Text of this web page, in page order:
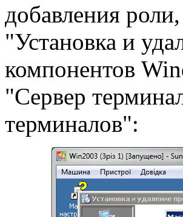
добавления
"Установка и
компонентов
"Сервер
терминалов":